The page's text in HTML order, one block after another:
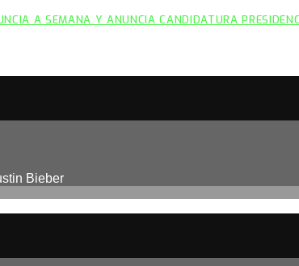
A SEMANA Y ANUNCIA CANDIDATURA
Bieber